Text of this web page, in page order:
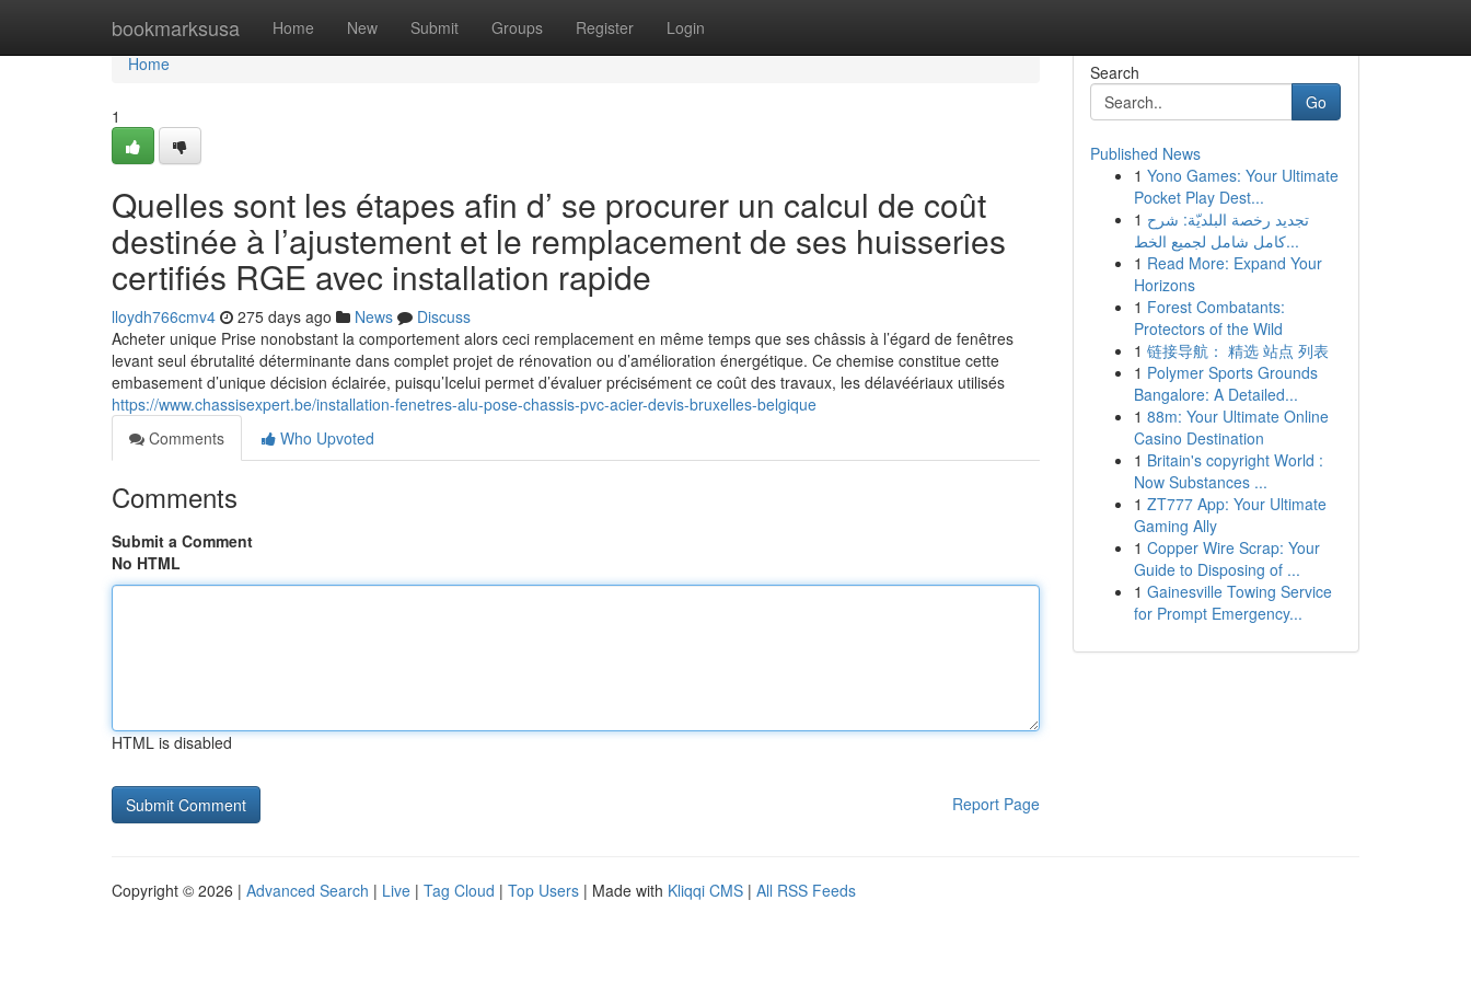
bookmarksusa Home New Submit Groups Register Login
Home
Home
1
Quelles sont les étapes afin d’ se procurer un calcul de coût
destinée à l’ajustement et le remplacement de ses huisseries
certifiés RGE avec installation rapide
lloydh766cmv4 275 days ago News
Discuss
Acheter unique Prise nonobstant la comportement alors ceci remplacement en même temps que ses châssis à l’égard de fenêtres
levant seul ébrutalité déterminante dans complet projet de rénovation ou d’amélioration énergétique. Ce chemise constitue cette
embasement d’unique décision éclairée, puisqu’Icelui permet d’évaluer précisément ce coût des travaux, les délavéériaux utilisés
https://www.chassisexpert.be/installation-fenetres-alu-pose-chassis-pvc-acier-devis-bruxelles-belgique
Comments
Who Upvoted
Comments
Submit a Comment
No HTML
HTML is disabled
Report Page
Search
Go
Published News
1 Yono Games: Your Ultimate
Pocket Play Dest...
1 تجديد رخصة البلديّة: شرح
كامل شامل لجميع الخط...
1 Read More: Expand Your
Horizons
1 Forest Combatants:
Protectors of the Wild
1 链接导航： 精选 站点 列表
1 Polymer Sports Grounds
Bangalore: A Detailed...
1 88m: Your Ultimate Online
Casino Destination
1 Britain's copyright World :
Now Substances ...
1 ZT777 App: Your Ultimate
Gaming Ally
1 Copper Wire Scrap: Your
Guide to Disposing of ...
1 Gainesville Towing Service
for Prompt Emergency...
Copyright © 2026 | Advanced Search | Live | Tag Cloud | Top Users | Made with Kliqqi CMS | All RSS Feeds